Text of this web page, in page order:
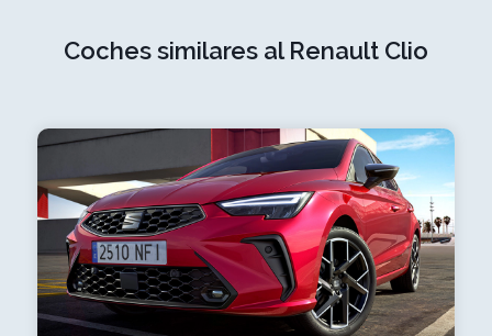
Coches similares al Renault Clio